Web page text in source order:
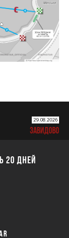
29.08.2026
ЗАВИДОВО
20 ДНЕЙ